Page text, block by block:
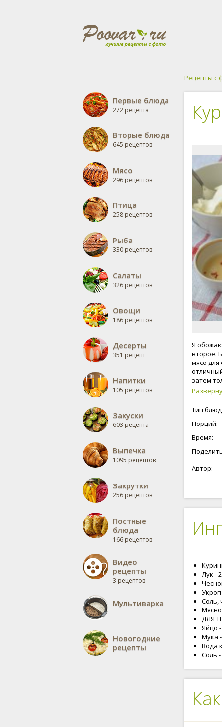
Первые блюда
272 рецепта
Вторые блюда
645 рецептов
Мясо
296 рецептов
Птица
258 рецептов
Рыба
330 рецептов
Салаты
326 рецептов
Овощи
186 рецептов
Десерты
351 рецепт
Напитки
105 рецептов
Закуски
603 рецепта
Выпечка
1095 рецептов
Закрутки
256 рецептов
Постные
блюда
166 рецептов
Видео
рецепты
3 рецептов
Мультиварка
Новогодние
рецепты
Рецепты с
Я
второе.
мясо
затем
Тип
Порций:
Время:
Автор:
Лук -
Укроп
Соль,
ДЛЯ
Яйцо
Мука
Вода
Соль